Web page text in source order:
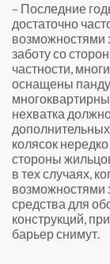
– Последние
достаточно
возможностями
заботу со
частности,
оснащены
нехватка
колясок
стороны
в тех случаях,
возможностями
средства для
конструкций,
барьер снимут.